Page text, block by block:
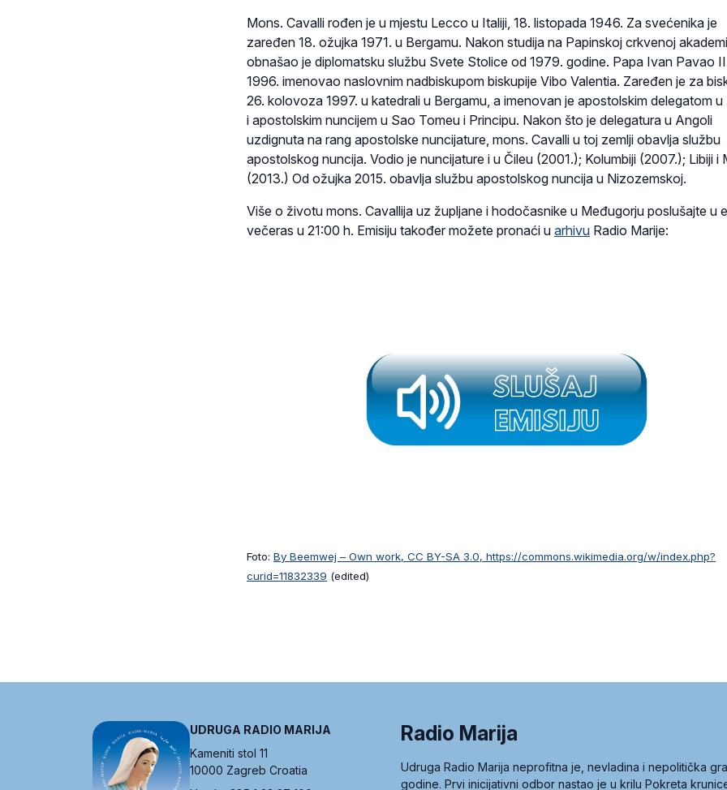
Mons. Cavalli rođen je u mjestu Lecco u Italiji, 18. listopada 1946. Za svećenika je
zaređen 18. ožujka 1971. u Bergamu. Nakon studija na Papinskoj crkvenoj
obnašao je diplomatsku službu Svete Stolice od 1979. godine. Papa Ivan Pavao
1996. imenovao naslovnim nadbiskupom biskupije Vibo Valentia. Zaređen je za
26. kolovoza 1997. u katedrali u Bergamu, a imenovan je apostolskim delegatom
i apostolskim nuncijem u Sao Tomeu i Principu. Nakon što je delegatura u Angoli
uzdignuta na rang apostolske nuncijature, mons. Cavalli u toj zemlji obavlja službu
apostolskog nuncija. Vodio je nuncijature i u Čileu (2001.); Kolumbiji (2007.); Libiji i
(2013.) Od ožujka 2015. obavlja službu apostolskog nuncija u Nizozemskoj.
Više o životu mons. Cavallija uz župljane i hodočasnike u Međugorju poslušajte u
večeras u 21:00 h. Emisiju također možete pronaći u arhivu Radio Marije:
Foto: By Beemwej – Own work, CC BY-SA 3.0, https://commons.wikimedia.org/w/index.php?
curid=11832339 (edited)
UDRUGA RADIO MARIJA
Kameniti stol 11
10000 Zagreb Croatia
Radio Marija
Udruga Radio Marija neprofitna je, nevladina i nepolitička
godine. Prvi inicijativni odbor nastao je u krilu Pokreta